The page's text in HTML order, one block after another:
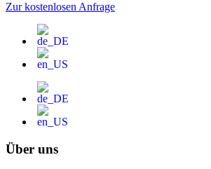
Zur kostenlosen Anfrage
Über uns